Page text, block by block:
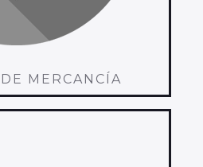
MERCANCÍA